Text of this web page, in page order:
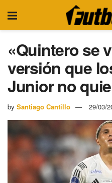
«Quintero se
versión que
Junior no
by Santiago Cantillo 29/03/